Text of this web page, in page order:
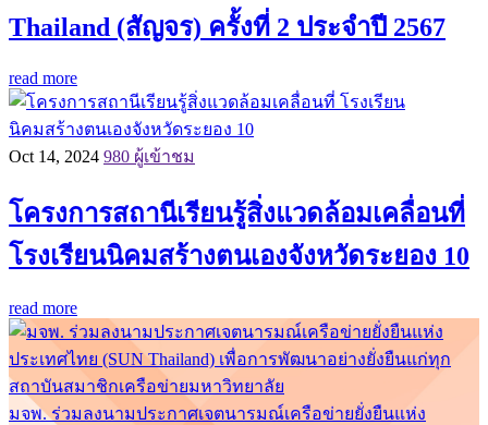
Thailand (สัญจร) ครั้งที่ 2 ประจำปี 2567
read more
Oct 14, 2024 980 ผู้เข้าชม
โครงการสถานีเรียนรู้สิ่งแวดล้อมเคลื่อนที่
โรงเรียนนิคมสร้างตนเองจังหวัดระยอง 10
read more
มจพ. ร่วมลงนามประกาศเจตนารมณ์เครือข่ายยั่งยืนแห่ง